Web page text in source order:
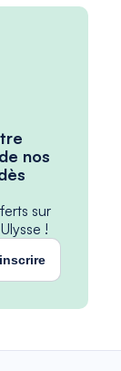
nos
sur
!